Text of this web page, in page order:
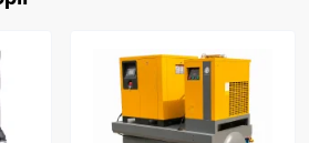
займає інструмент,
вам треба було ставити окремі 5-ки
це вже 2 шпинделі замість одного.